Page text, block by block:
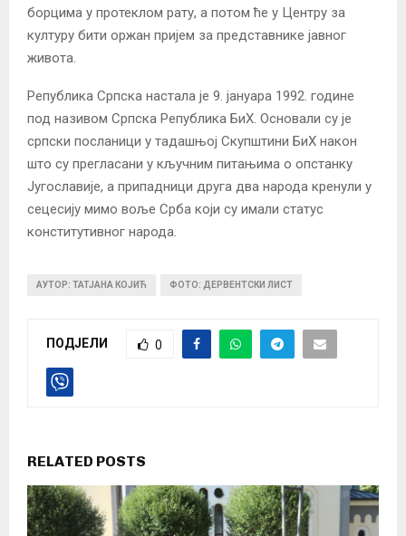
борцима у протеклом рату, а потом ће у Центру за
културу бити оржан пријем за представнике јавног
живота.
Република Српска настала је 9. јануара 1992. године
под називом Српска Република БиХ. Основали су је
српски посланици у тадашњој Скупштини БиХ након
што су прегласани у кључним питањима о опстанку
Југославије, а припадници друга два народа кренули у
сецесију мимо воље Срба који су имали статус
конститутивног народа.
АУТОР: ТАТЈАНА КОЈИЋ ФОТО: ДЕРВЕНТСКИ ЛИСТ
ПОДЈЕЛИ 0
RELATED POSTS